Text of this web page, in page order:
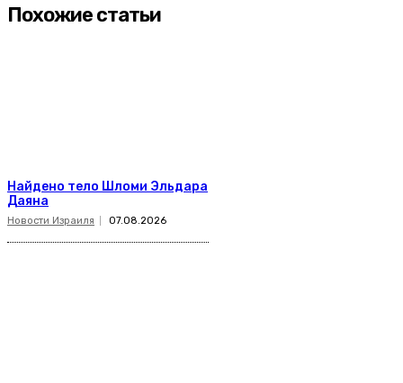
Похожие статьи
Найдено тело Шломи Эльдара
Даяна
Новости Израиля 07.08.2026